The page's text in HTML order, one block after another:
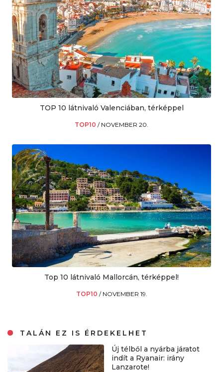
TOP 10 látnivaló Valenciában, térképpel
TOP10 / NOVEMBER 20.
Top 10 látnivaló Mallorcán, térképpel!
TOP10 / NOVEMBER 19.
TALÁN EZ IS ÉRDEKELHET
Új télből a nyárba járatot
indít a Ryanair: irány
Lanzarote!